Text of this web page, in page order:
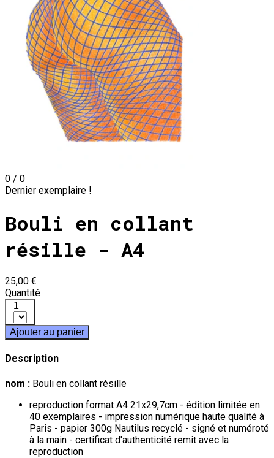
0 / 0
Dernier exemplaire !
Bouli en collant
résille - A4
25,00 €
Quantité
1
Ajouter au panier
Description
nom : Bouli en collant résille
reproduction format A4 21x29,7cm - édition limitée en
40 exemplaires - impression numérique haute qualité à
Paris - papier 300g Nautilus recyclé - signé et numéroté
à la main - certificat d'authenticité remit avec la
reproduction